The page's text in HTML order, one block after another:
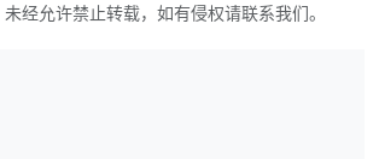
经允许禁止转载，如有侵权请联系我们。